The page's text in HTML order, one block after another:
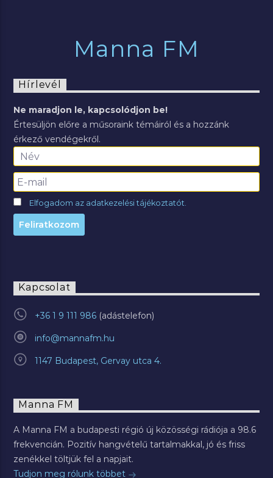
Manna FM
Hírlevél
Ne maradjon le, kapcsolódjon be!
Értesüljön előre a műsoraink témáiról és a hozzánk
érkező vendégekről.
Elfogadom az adatkezelési tájékoztatót.
Kapcsolat
+36 1 9 111 986
info@mannafm.hu
1147 Budapest, Gervay utca 4.
Manna FM
A Manna FM a budapesti régió új közösségi rádiója a 98.6
frekvencián. Pozitív hangvételű tartalmakkal, jó és friss
zenékkel töltjük fel a napjait.
Tudjon meg rólunk többet